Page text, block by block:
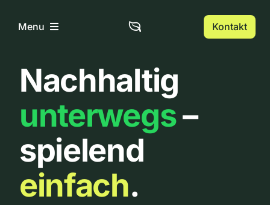
InhaltMenu
Home
Über uns
Urbanlist
Kontakt
Nachhaltig
unterwegs–
spielend
einfach.